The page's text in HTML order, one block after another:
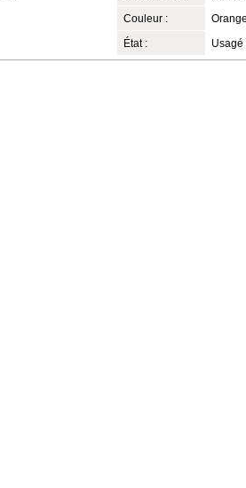
Couleur :
État : Usagé